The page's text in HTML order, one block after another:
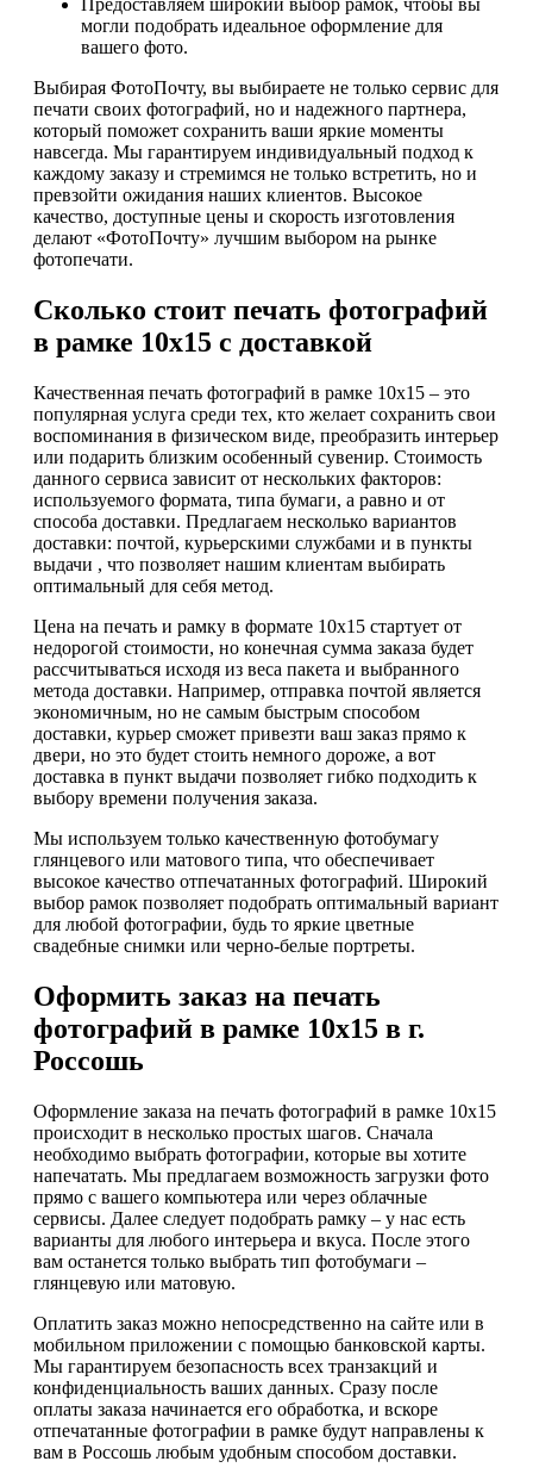
Предоставляем широкий выбор рамок, чтобы вы
могли подобрать идеальное оформление для
вашего фото.
Выбирая ФотоПочту, вы выбираете не только сервис для
печати своих фотографий, но и надежного партнера,
который поможет сохранить ваши яркие моменты
навсегда. Мы гарантируем индивидуальный подход к
каждому заказу и стремимся не только встретить, но и
превзойти ожидания наших клиентов. Высокое
качество, доступные цены и скорость изготовления
делают «ФотоПочту» лучшим выбором на рынке
фотопечати.
Сколько стоит печать фотографий
в рамке 10х15 с доставкой
Качественная печать фотографий в рамке 10х15 – это
популярная услуга среди тех, кто желает сохранить свои
воспоминания в физическом виде, преобразить интерьер
или подарить близким особенный сувенир. Стоимость
данного сервиса зависит от нескольких факторов:
используемого формата, типа бумаги, а равно и от
способа доставки. Предлагаем несколько вариантов
доставки: почтой, курьерскими службами и в пункты
выдачи , что позволяет нашим клиентам выбирать
оптимальный для себя метод.
Цена на печать и рамку в формате 10х15 стартует от
недорогой стоимости, но конечная сумма заказа будет
рассчитываться исходя из веса пакета и выбранного
метода доставки. Например, отправка почтой является
экономичным, но не самым быстрым способом
доставки, курьер сможет привезти ваш заказ прямо к
двери, но это будет стоить немного дороже, а вот
доставка в пункт выдачи позволяет гибко подходить к
выбору времени получения заказа.
Мы используем только качественную фотобумагу
глянцевого или матового типа, что обеспечивает
высокое качество отпечатанных фотографий. Широкий
выбор рамок позволяет подобрать оптимальный вариант
для любой фотографии, будь то яркие цветные
свадебные снимки или черно-белые портреты.
Оформить заказ на печать
фотографий в рамке 10х15 в г.
Россошь
Оформление заказа на печать фотографий в рамке 10х15
происходит в несколько простых шагов. Сначала
необходимо выбрать фотографии, которые вы хотите
напечатать. Мы предлагаем возможность загрузки фото
прямо с вашего компьютера или через облачные
сервисы. Далее следует подобрать рамку – у нас есть
варианты для любого интерьера и вкуса. После этого
вам останется только выбрать тип фотобумаги –
глянцевую или матовую.
Оплатить заказ можно непосредственно на сайте или в
мобильном приложении с помощью банковской карты.
Мы гарантируем безопасность всех транзакций и
конфиденциальность ваших данных. Сразу после
оплаты заказа начинается его обработка, и вскоре
отпечатанные фотографии в рамке будут направлены к
вам в Россошь любым удобным способом доставки.